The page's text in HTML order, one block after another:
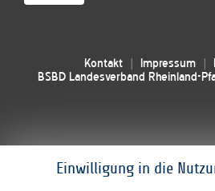
Einwilligung in die
Kontakt Impressum
BSBD Landesverband Rheinland-